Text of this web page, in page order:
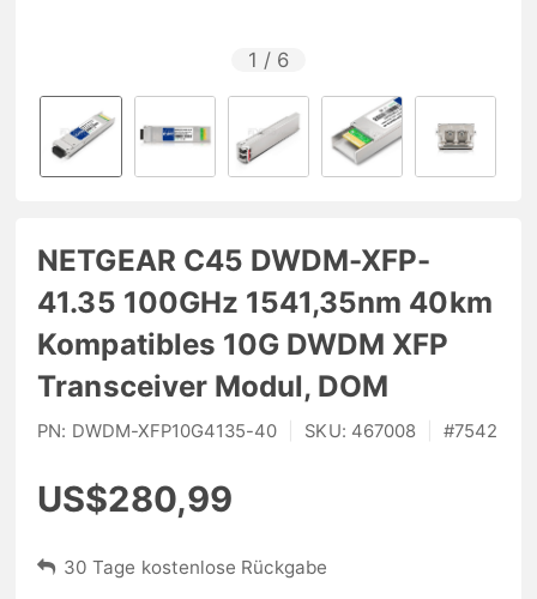
1 / 6
NETGEAR C45 DWDM-XFP-
41.35 100GHz 1541,35nm 40km
Kompatibles 10G DWDM XFP
Transceiver Modul, DOM
PN: DWDM-XFP10G4135-40 SKU: 467008 #7542
US$280,99
30 Tage kostenlose Rückgabe